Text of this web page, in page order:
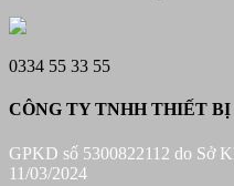
0334 55 33 55
CÔNG TY TNHH THIẾT
GPKD số 5300822112 do Sở
11/03/2024